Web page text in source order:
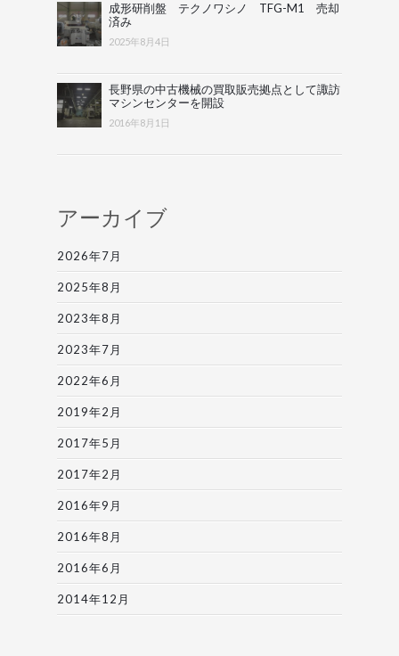
成形研削盤 テクノワシノ TFG-M1 売却
済み
2025年8月4日
長野県の中古機械の買取販売拠点として諏訪
マシンセンターを開設
2016年8月1日
アーカイブ
2026年7月
2025年8月
2023年8月
2023年7月
2022年6月
2019年2月
2017年5月
2017年2月
2016年9月
2016年8月
2016年6月
2014年12月